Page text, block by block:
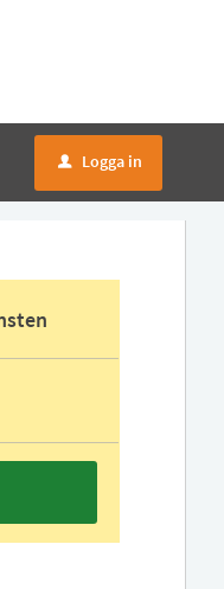
u Logga in